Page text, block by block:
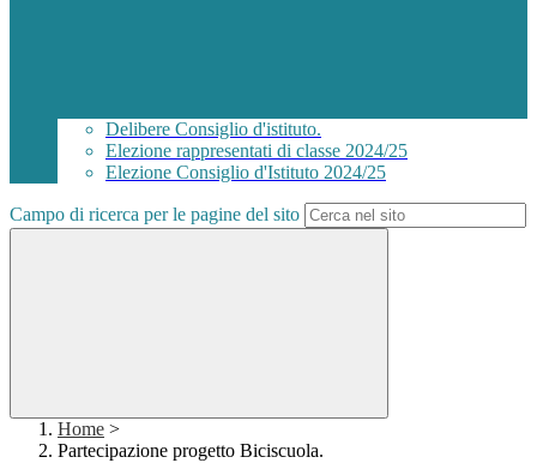
Delibere Consiglio d'istituto.
Elezione rappresentati di classe 2024/25
Elezione Consiglio d'Istituto 2024/25
Campo di ricerca per le pagine del sito
Home >
Partecipazione progetto Biciscuola.